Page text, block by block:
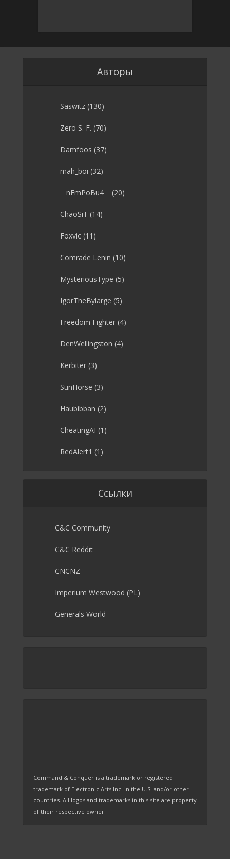
Авторы
Saswitz (130)
Zero S. F. (70)
Damfoos (37)
mah_boi (32)
__nEmPoBu4__ (20)
ChaoSiT (14)
Foxvic (11)
Comrade Lenin (10)
MysteriousType (5)
IgorTheBylarge (5)
Freedom Fighter (4)
DenWellingston (4)
Kerbiter (3)
SunHorse (3)
Haubibban (2)
CheatingAI (1)
RedAlert1 (1)
Ссылки
C&C Community
C&C Reddit
CNCNZ
Imperium Westwood (PL)
Generals World
Command & Conquer is a trademark or registered
trademark of Electronic Arts Inc. in the U.S. and/or other
countries. All logos and trademarks in this site are property
of their respective owner.